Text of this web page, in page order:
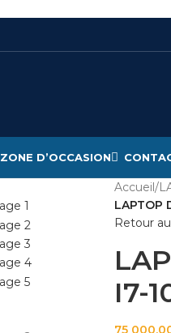
ZONE D’OCCASION
Accueil/
LAPTOP
Retour
I7-
75